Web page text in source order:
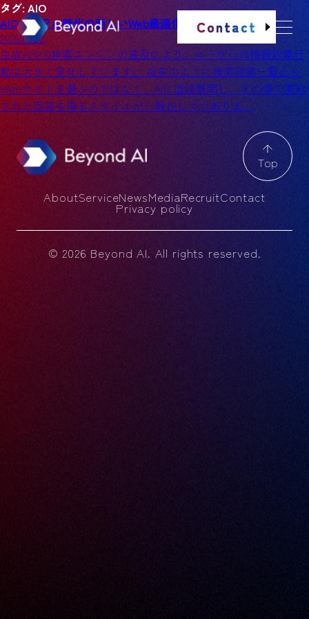
Contact
タグ:AIO
AIOとは？AI時代の新しいWeb最適化戦略を徹底解説
2026.02.20
生成AIやAI検索エンジンの普及により、ユーザーの情報収集行
動は大きく変化しています。 従来のように検索結果一覧から
Webサイトを選ぶのではなく、AIに直接質問し、その場で要約
された回答を得るスタイルが一般化しつつありま…
AboutServiceNewsMediaRecruitContact
Privacy policy
© 2026 Beyond AI. All rights reserved.
Top